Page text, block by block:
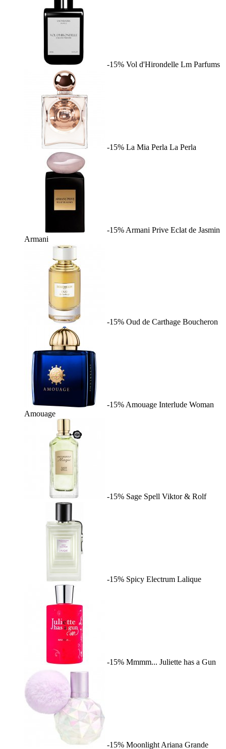
-15% Vol d'Hirondelle Lm Parfums
-15% La Mia Perla La Perla
-15% Armani Prive Eclat de Jasmin
Armani
-15% Oud de Carthage Boucheron
-15% Amouage Interlude Woman
Amouage
-15% Sage Spell Viktor & Rolf
-15% Spicy Electrum Lalique
-15% Mmmm... Juliette has a Gun
-15% Moonlight Ariana Grande